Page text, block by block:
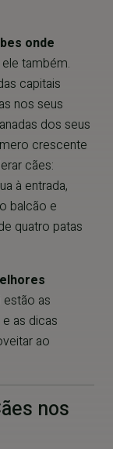
onde
também.
capitais
nos seus
dos seus
crescente
cães:
à entrada,
balcão e
quatro patas
estão as
as dicas
ao
nos